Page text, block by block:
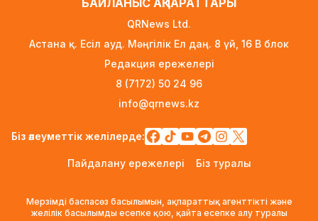
Тоқаев «Бәйтерек» холдингінің басшысына
баспананың қолжетімділігін арттыруды
Жастардан банк карталарын сатып алып,
ұсталды
Алматының Ақжар шағынауданында 36
БАЙЛАНЫС АҚПАРАТТАРЫ
QRNews Ltd.
Астана қ. Есіл ауд. Мәңгілік Ел даң. 8 үй, 16 B блок
Редакция ережелері
8 (7172) 50 24 96
info@qrnews.kz
Біз әлеуметтік желілерде:
Пайдалану ережелері Біз туралы
Мерзімді баспасөз басылымын, ақпараттық агенттікті және
желілік басылымды есепке қою, қайта есепке алу туралы